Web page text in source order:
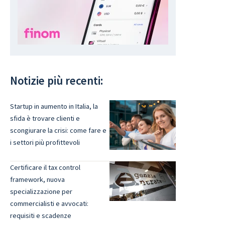
Notizie più recenti:
Startup in aumento in Italia, la
sfida è trovare clienti e
scongiurare la crisi: come fare e
i settori più profittevoli
Certificare il tax control
framework, nuova
specializzazione per
commercialisti e avvocati:
requisiti e scadenze